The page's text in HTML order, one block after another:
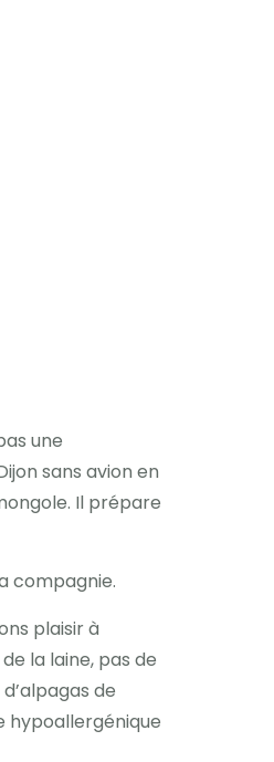
une
sans avion en
Il prépare
compagnie.
plaisir à
la laine, pas de
de
hypoallergénique